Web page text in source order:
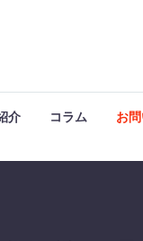
介 コラム お